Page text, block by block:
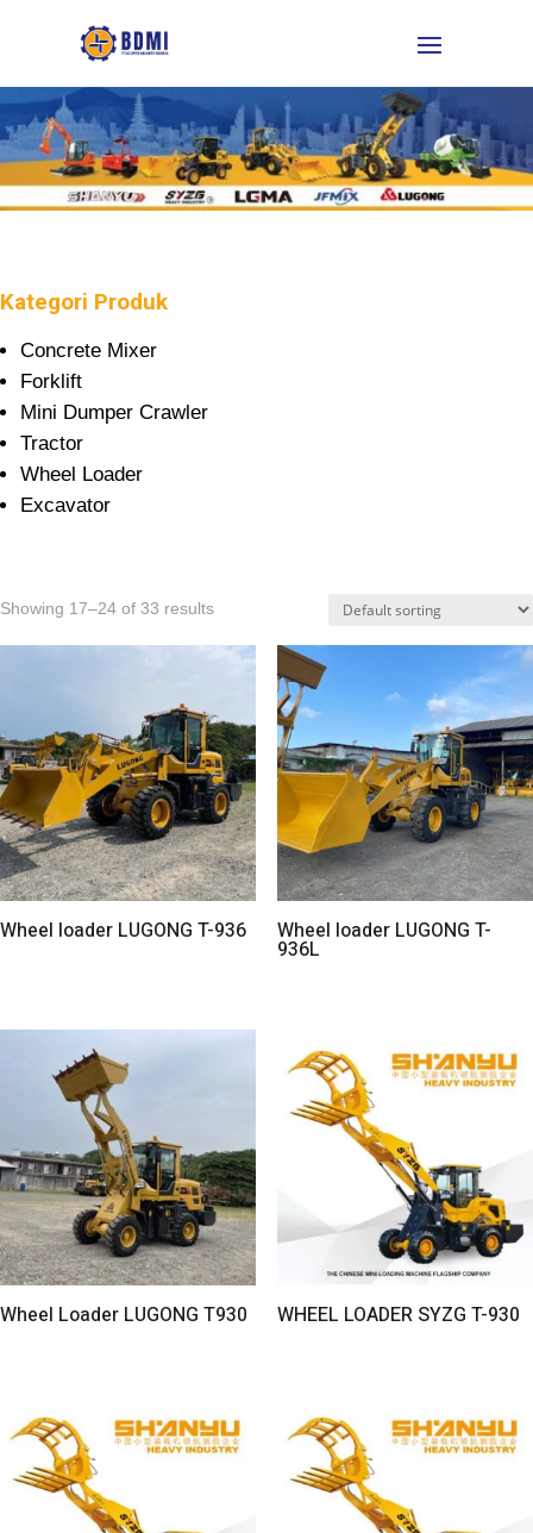
Kategori Produk
Concrete Mixer
Forklift
Mini Dumper Crawler
Tractor
Wheel Loader
Excavator
Showing 17–24 of 33 results
Wheel loader LUGONG T-936 Wheel loader LUGONG T-
936L
Wheel Loader LUGONG T930 WHEEL LOADER SYZG T-930